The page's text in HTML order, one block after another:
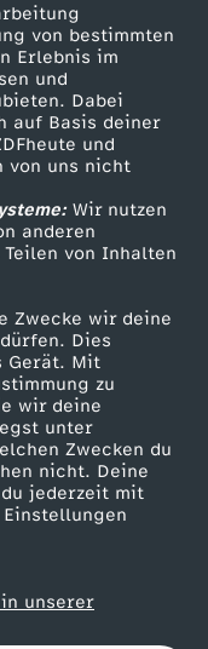
von bestimmten
Erlebnis im
und
Dabei
auf Basis deiner
und
von uns nicht
Wir nutzen
anderen
von Inhalten
Zwecke wir deine
Dies
Gerät. Mit
zu
wir deine
unter
Zwecken du
nicht. Deine
jederzeit mit
unserer